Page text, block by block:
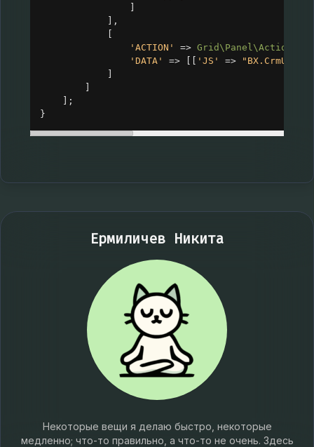
],
'ACTION'
=> Grid\Panel\Actions
'DATA'
=> 'JS' =>
];
}
Ермиличев Никита
Некоторые вещи я делаю быстро, некоторые
медленно; что-то правильно, а что-то не очень. Здесь